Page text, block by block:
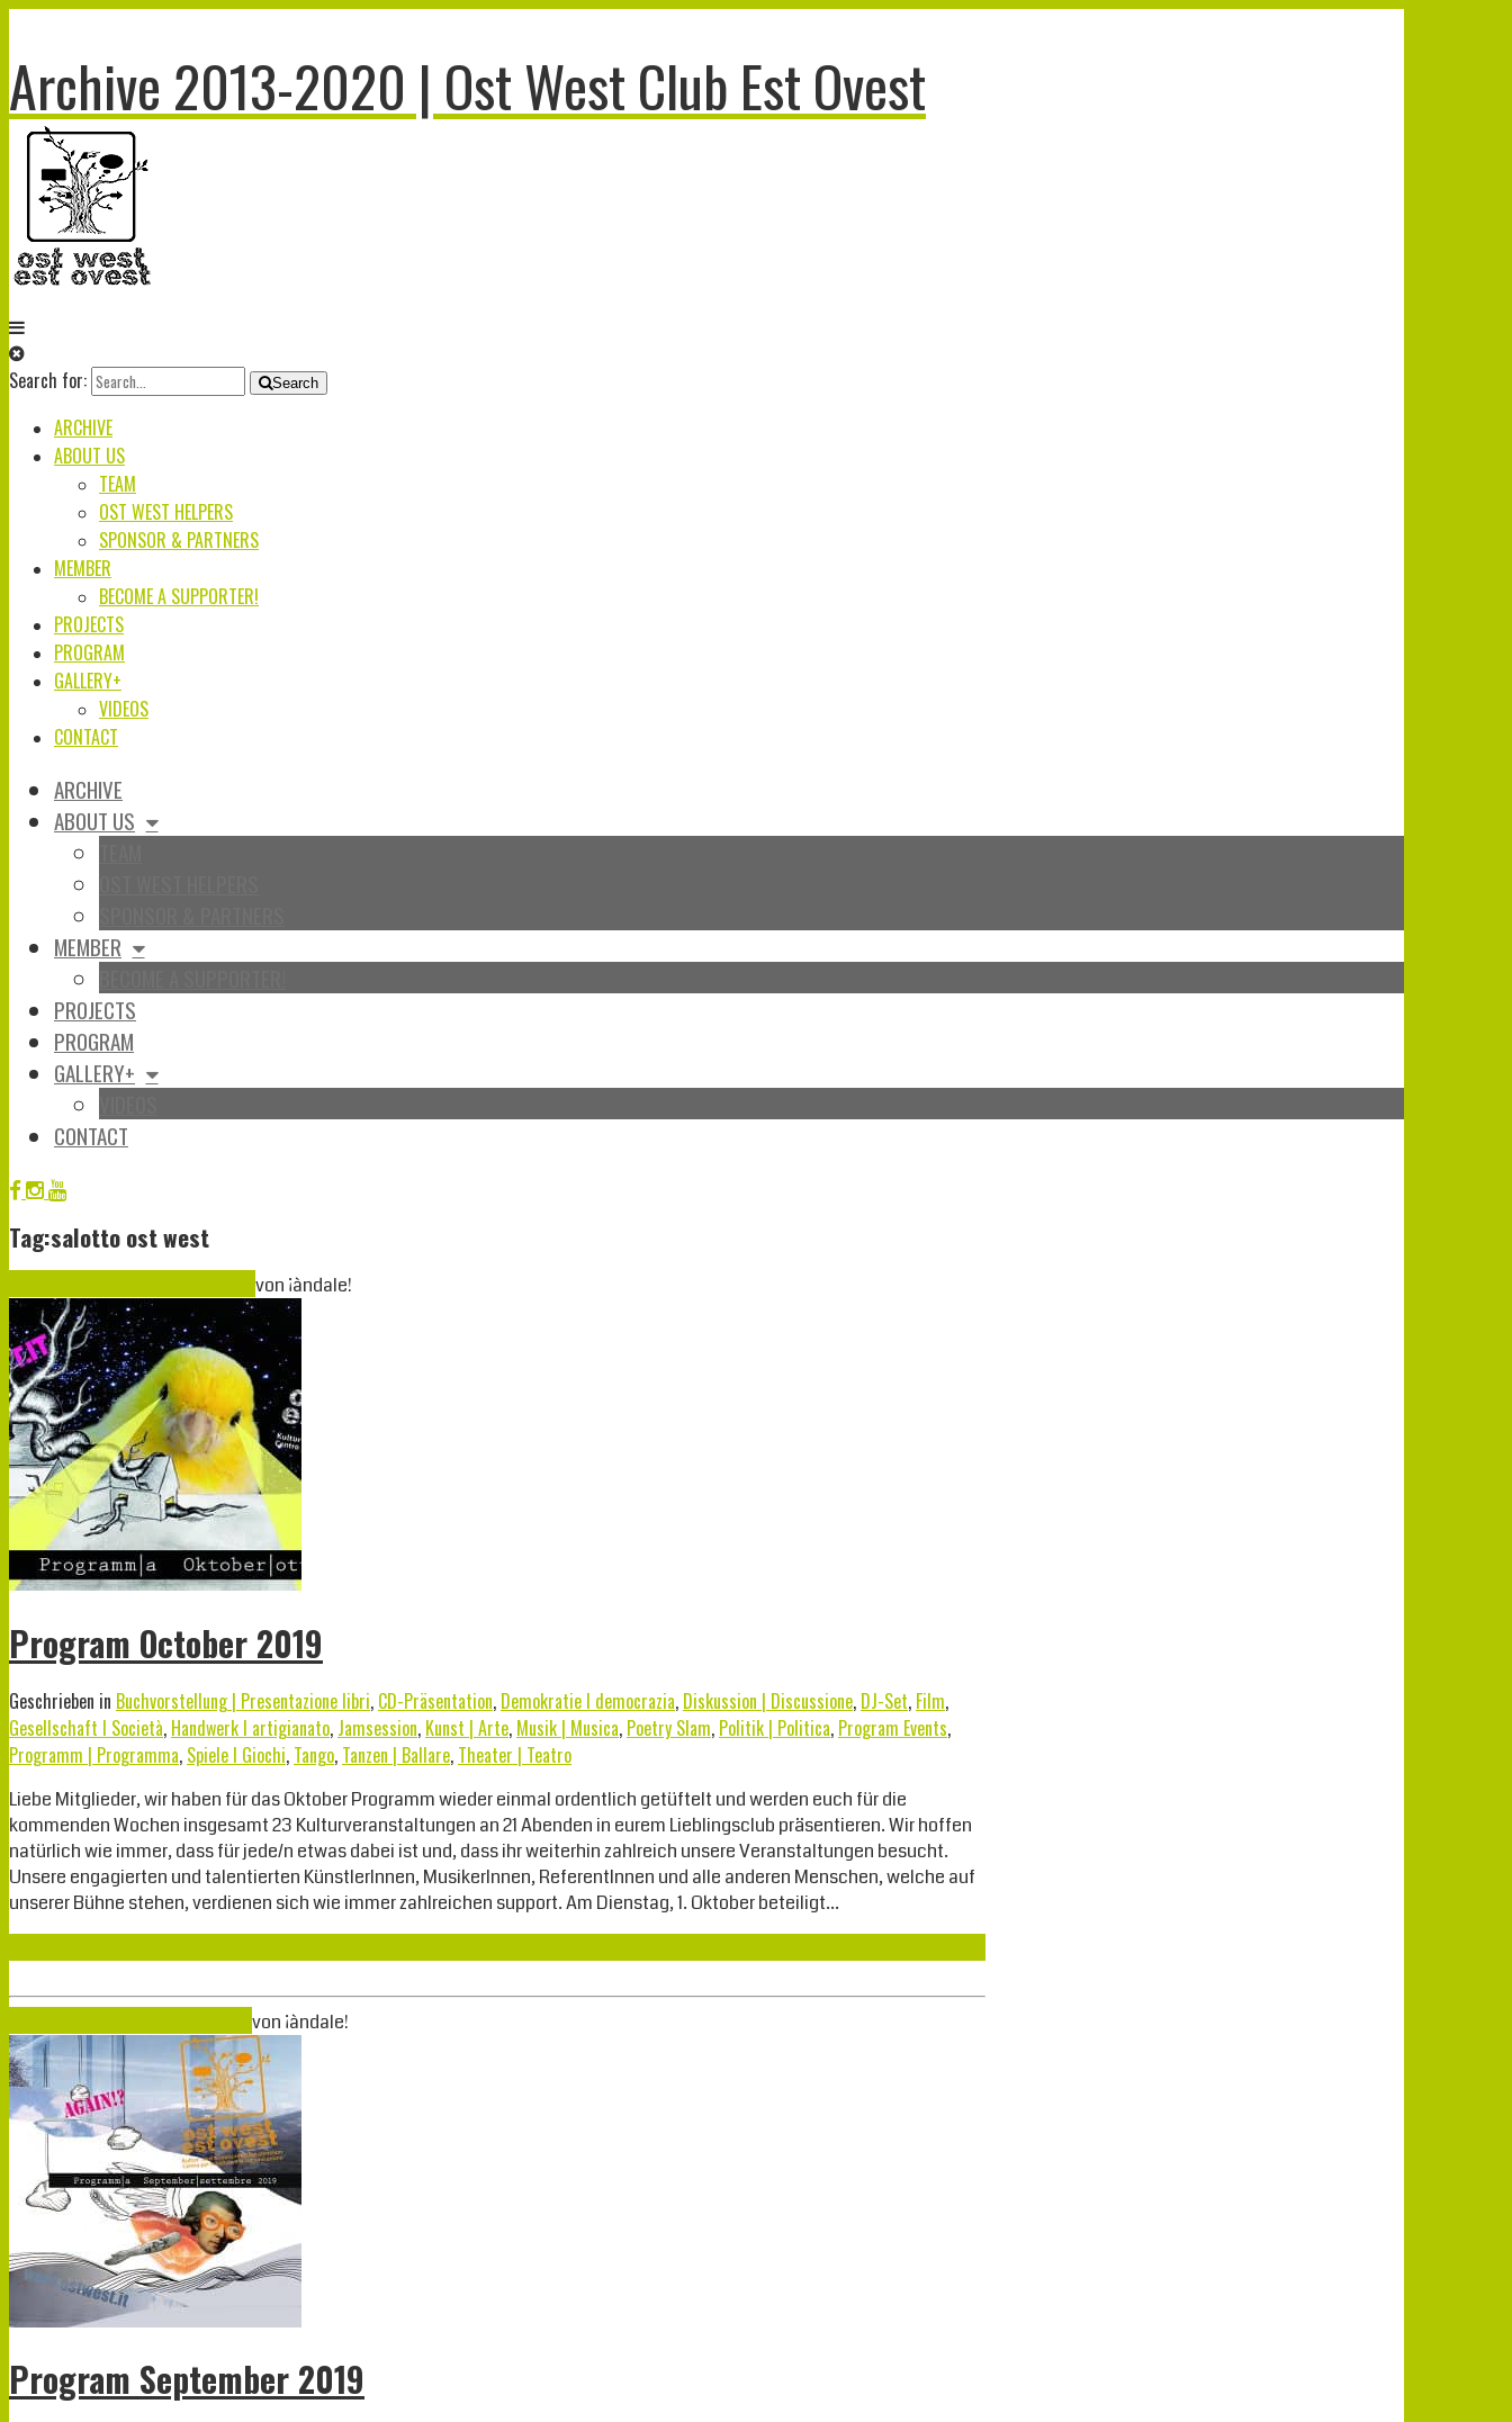
Archive 2013-2020 | Ost West Club Est Ovest
Search for: Search
ARCHIVE
ABOUT US
TEAM
OST WEST HELPERS
SPONSOR & PARTNERS
MEMBER
BECOME A SUPPORTER!
PROJECTS
PROGRAM
GALLERY+
VIDEOS
CONTACT
ARCHIVE
ABOUT US
MEMBER
PROJECTS
PROGRAM
GALLERY+
CONTACT
Tag:salotto ost west
von ¡àndale!
Program October 2019
Geschrieben in Buchvorstellung | Presentazione libri, CD-Präsentation, Demokratie I democrazia, Diskussion | Discussione, DJ-Set, Film,
Gesellschaft I Società, Handwerk I artigianato, Jamsession, Kunst | Arte, Musik | Musica, Poetry Slam, Politik | Politica, Program Events,
Programm | Programma, Spiele I Giochi, Tango, Tanzen | Ballare, Theater | Teatro
Liebe Mitglieder, wir haben für das Oktober Programm wieder einmal ordentlich getüftelt und werden euch für die
kommenden Wochen insgesamt 23 Kulturveranstaltungen an 21 Abenden in eurem Lieblingsclub präsentieren. Wir hoffen
natürlich wie immer, dass für jede/n etwas dabei ist und, dass ihr weiterhin zahlreich unsere Veranstaltungen besucht.
Unsere engagierten und talentierten KünstlerInnen, MusikerInnen, ReferentInnen und alle anderen Menschen, welche auf
unserer Bühne stehen, verdienen sich wie immer zahlreichen support. Am Dienstag, 1. Oktober beteiligt…
von ¡àndale!
Program September 2019